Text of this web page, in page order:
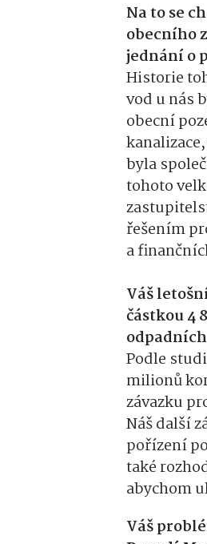
Na to se
obecního
jednání o
Historie
vod u nás
obecní
byla
tohoto
řešením
a
Váš
částkou 4
Podle
milionů
závazku
Náš další
pořízení
také
abychom
Váš